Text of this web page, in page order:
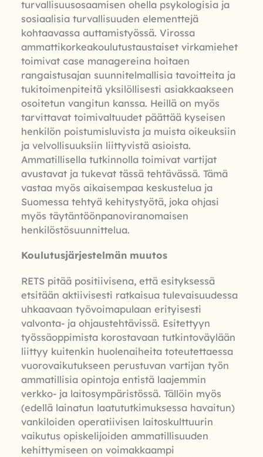
turvallisuusosaamisen ohella psykologisia ja
sosiaalisia turvallisuuden elementtejä
kohtaavassa auttamistyössä. Virossa
ammattikorkeakoulutustaustaiset virkamiehet
toimivat case managereina hoitaen
rangaistusajan suunnitelmallisia tavoitteita ja
tukitoimenpiteitä yksilöllisesti asiakkaakseen
osoitetun vangitun kanssa. Heillä on myös
tarvittavat toimivaltuudet päättää kyseisen
henkilön poistumisluvista ja muista oikeuksiin
ja velvollisuuksiin liittyvistä asioista.
Ammatillisella tutkinnolla toimivat vartijat
avustavat ja tukevat tässä tehtävässä. Tämä
vastaa myös aikaisempaa keskustelua ja
Suomessa tehtyä kehitystyötä, joka ohjasi
myös täytäntöönpanoviranomaisen
henkilöstösuunnittelua.
Koulutusjärjestelmän muutos
RETS pitää positiivisena, että esityksessä
etsitään aktiivisesti ratkaisua tulevaisuudessa
uhkaavaan työvoimapulaan erityisesti
valvonta- ja ohjaustehtävissä. Esitettyyn
työssäoppimista korostavaan tutkintoväylään
liittyy kuitenkin huolenaiheita toteutettaessa
vuorovaikutukseen perustuvan vartijan työn
ammatillisia opintoja entistä laajemmin
verkko- ja laitosympäristössä. Tällöin myös
(edellä lainatun laatututkimuksessa havaitun)
vankiloiden operatiivisen laitoskulttuurin
vaikutus opiskelijoiden ammatillisuuden
kehittymiseen on voimakkaampi